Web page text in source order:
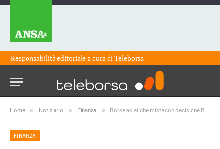
Responsabilità editoriale a cura diTeleborsa
Home » Notiziario » Finanza » Borse asiatiche miste con decisione Bank of Korea e conti Nvidia
FINANZA